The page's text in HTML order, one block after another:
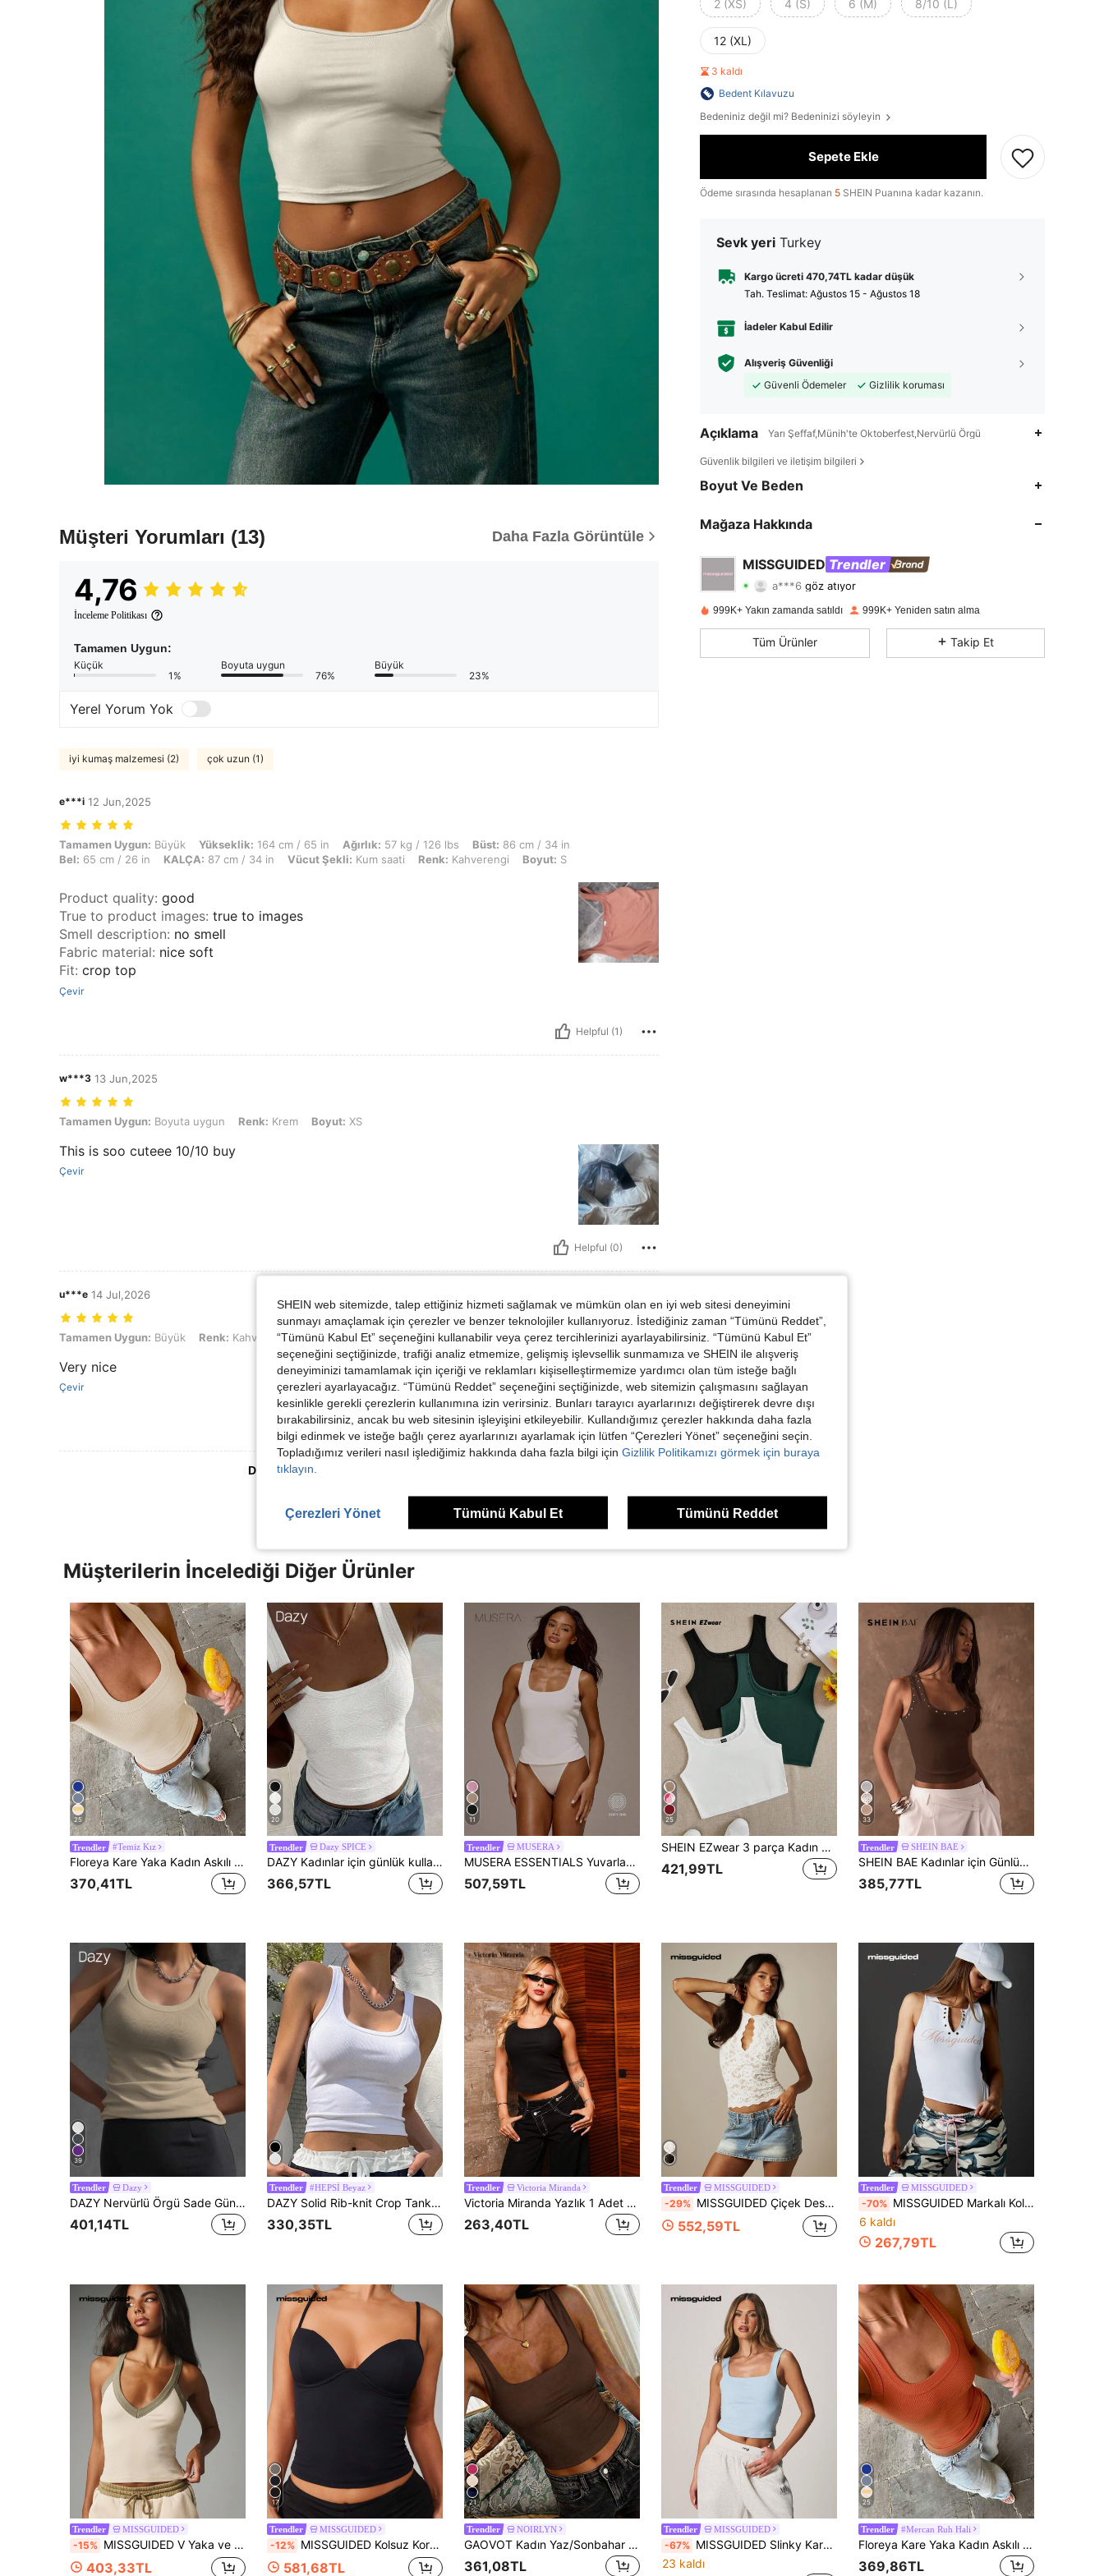
Müşteri Yorumları (13) Daha Fazla Görüntüle
4,76
İnceleme Politikası
Tamamen Uygun:
Küçük
1%
Boyuta uygun
76%
Büyük
23%
Yerel Yorum Yok
iyi kumaş malzemesi (2) çok uzun (1)
e***i 12 Jun,2025
Tamamen Uygun: Büyük, Yükseklik: 164 cm / 65 in, Ağırlık: 57 kg / 126 lbs, Büst: 86 cm / 34 in, Bel: 65 cm / 26 in, KALÇA: 87 cm / 34 in, Vücut Şekli: Kum saati, Renk: Kahverengi, Boyut: S
Tamamen Uygun: Büyük Yükseklik: 164 cm / 65 in Ağırlık: 57 kg / 126 lbs Büst: 86 cm / 34 in
Bel: 65 cm / 26 in KALÇA: 87 cm / 34 in Vücut Şekli: Kum saati Renk: Kahverengi Boyut: S
Product quality: good
True to product images: true to images
Smell description: no smell
Fabric material: nice soft
Fit: crop top
Çevir
Helpful (1)
w***3 13 Jun,2025
Tamamen Uygun: Boyuta uygun, Renk: Krem, Boyut: XS
Tamamen Uygun: Boyuta uygun Renk: Krem Boyut: XS
This is soo cuteee 10/10 buy
Çevir
Helpful (0)
u***e 14 Jul,2026
Tamamen Uygun: Büyük, Renk: Kahverengi, Boyut: S
Tamamen Uygun: Büyük Renk: Kahverengi Boyut:S
Very nice
Çevir
Helpful (0)
Daha Fazla Değerlendirme Görüntüle
2 (XS) 4 (S) 6 (M) 8/10 (L)
12 (XL)
3 kaldı
Bedent Kılavuzu
Bedeniniz değil mi? Bedeninizi söyleyin
Sepete Ekle
Ödeme sırasında hesaplanan 5 SHEIN Puanına kadar kazanın.
Sevk yeri Turkey
Kargo ücreti 470,74TL kadar düşük
Tah. Teslimat: Ağustos 15 - Ağustos 18
İadeler Kabul Edilir
Alışveriş Güvenliği
Güvenli Ödemeler
Gizlilik koruması
Açıklama Yarı Şeffaf,Münih'te Oktoberfest,Nervürlü Örgü
Güvenlik bilgileri ve iletişim bilgileri
Boyut Ve Beden
Mağaza Hakkında
MISSGUIDED Trendler
a***6 göz atıyor
4,83 Derecelendirme
4,83 19K 3M
999K+ Yakın zamanda satıldı 999K+ Yeniden satın alma
Tüm Ürünler Takip Et
Müşterilerin İncelediği Diğer Ürünler
25
Trendler #Temiz Kız
Floreya Kare Yaka Kadın Askılı Üst, Günlük Slim Fit Kolsuz Crop Top, Yaz, Sonbahar ve Bahar İçin Çok Yönlü
370,41TL
20
Trendler Dazy SPICE
DAZY Kadınlar için günlük kullanıma uygun, kolsuz, dokulu kumaştan üretilmiş, dar kesimli, yaz, tatil ve günlük işe gidip gelme için ideal bluz.
366,57TL
11
Trendler MUSERA
MUSERA ESSENTIALS Yuvarlak Yaka, Fitilli, Vücuda Oturan Askılı Bluz, İlkbahar, Yaz, Tatil, Günlük, Şık ve Rahat Giyim.
507,59TL
25
SHEIN EZwear 3 parça Kadın Siyah, Beyaz ve Yeşil Dikişsiz Kırpılmış Aktif Tank Top, Yaz İçin Uygun
421,99TL
33
Trendler SHEIN BAE
SHEIN BAE Kadınlar için Günlük, Rahat, Sokak Modası, Düz Renk, Fitilli Örgü, Çivili Detaylı, Vücuda Oturan, Kısa Kesimli Askılı Bluz, Yazlık
385,77TL
39
Trendler Dazy
DAZY Nervürlü Örgü Sade Gündelik Kadın Atlet & Camiş
401,14TL
Trendler #HEPSİ Beyaz
DAZY Solid Rib-knit Crop Tank Top
330,35TL
Trendler Victoria Miranda
Victoria Miranda Yazlık 1 Adet Örgü Çizgili Yuvarlak Yaka Sade Günlük Askılı Üst, Brunch, Dışarı Çıkma, Randevu ve İşe Gidiş-Geliş Boş Zamanları İçin Uygun, Ibiza Siyah
263,40TL
Trendler MISSGUIDED
-29% MISSGUIDED Çiçek Desenli Dantel, Dekolte Yakalı, Kolsuz, Kısa Kesimli, Dalgalı Etek Uçlu Yazlık Bluz
552,59TL
Trendler MISSGUIDED
-70% MISSGUIDED Markalı Kolsuz Kırpılmış Atlet, Gözlü Detaylar ve Vintage V Yaka Tasarımı ile Temel Yaz Festivali Temel Atlet
6 kaldı
267,79TL
Trendler MISSGUIDED
-15% MISSGUIDED V Yaka ve Kontrast Zeytin Rengi Kenar Detaylı Fitilli Örme Crop Atlet, Kolsuz Yazlık Temel Parça
403,33TL
17
Trendler MISSGUIDED
-12% MISSGUIDED Kolsuz Korse Atlet Büstiyer Kırpılmış Üst Vücuda Oturan Temel Temel Kalp Yaka Atlet Yaz Akşam Partisi Kulüp Moda Atlet
581,68TL
21
Trendler NOIRLYN
GAOVOT Kadın Yaz/Sonbahar Y2K Seksi Askılı Atlet Üst, Slim Fit Katmanlama Temel Üst, Günlük Kullanım ve Sokak Stili Günlük Giyim İçin Uygun
361,08TL
Trendler MISSGUIDED
-67% MISSGUIDED Slinky Kare Yaka Kolsuz Tank Top, Vücuda Oturan Crop Boy, Günlük Giyim İçin Rahat, Esnek, Hafif, Çok Yönlü Baharlık Katman Parçası
23 kaldı
25
Trendler #Mercan Ruh Hali
Floreya Kare Yaka Kadın Askılı Üst, Günlük Slim Fit Kolsuz Crop Top, Yaz, Sonbahar, İlkbahar ve Kış İçin Çok Yönlü
369,86TL
SHEIN web sitemizde, talep ettiğiniz hizmeti sağlamak ve mümkün olan en iyi web sitesi deneyimini
sunmayı amaçlamak için çerezler ve benzer teknolojiler kullanıyoruz. İstediğiniz zaman “Tümünü Reddet”,
“Tümünü Kabul Et” seçeneğini kullanabilir veya çerez tercihlerinizi ayarlayabilirsiniz. “Tümünü Kabul Et”
seçeneğini seçtiğinizde, trafiği analiz etmemize, gelişmiş işlevsellik sunmamıza ve SHEIN ile alışveriş
deneyiminizi tamamlamak için içeriği ve reklamları kişiselleştirmemize yardımcı olan tüm isteğe bağlı
çerezleri ayarlayacağız. “Tümünü Reddet” seçeneğini seçtiğinizde, web sitemizin çalışmasını sağlayan
kesinlikle gerekli çerezlerin kullanımına izin verirsiniz. Bunları tarayıcı ayarlarınızı değiştirerek devre dışı
bırakabilirsiniz, ancak bu web sitesinin işleyişini etkileyebilir. Kullandığımız çerezler hakkında daha fazla
bilgi edinmek ve isteğe bağlı çerez ayarlarınızı ayarlamak için lütfen “Çerezleri Yönet” seçeneğini seçin.
Topladığımız verileri nasıl işlediğimiz hakkında daha fazla bilgi için Gizlilik Politikamızı görmek için buraya
tıklayın.
Çerezleri Yönet Tümünü Kabul Et Tümünü Reddet